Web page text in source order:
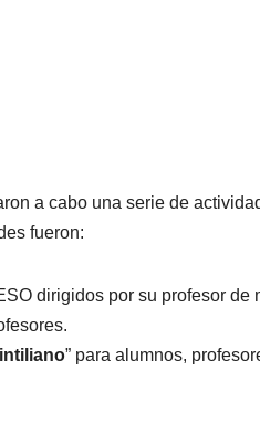
a cabo una serie de
fueron:
dirigidos por su profesor de
” para alumnos,